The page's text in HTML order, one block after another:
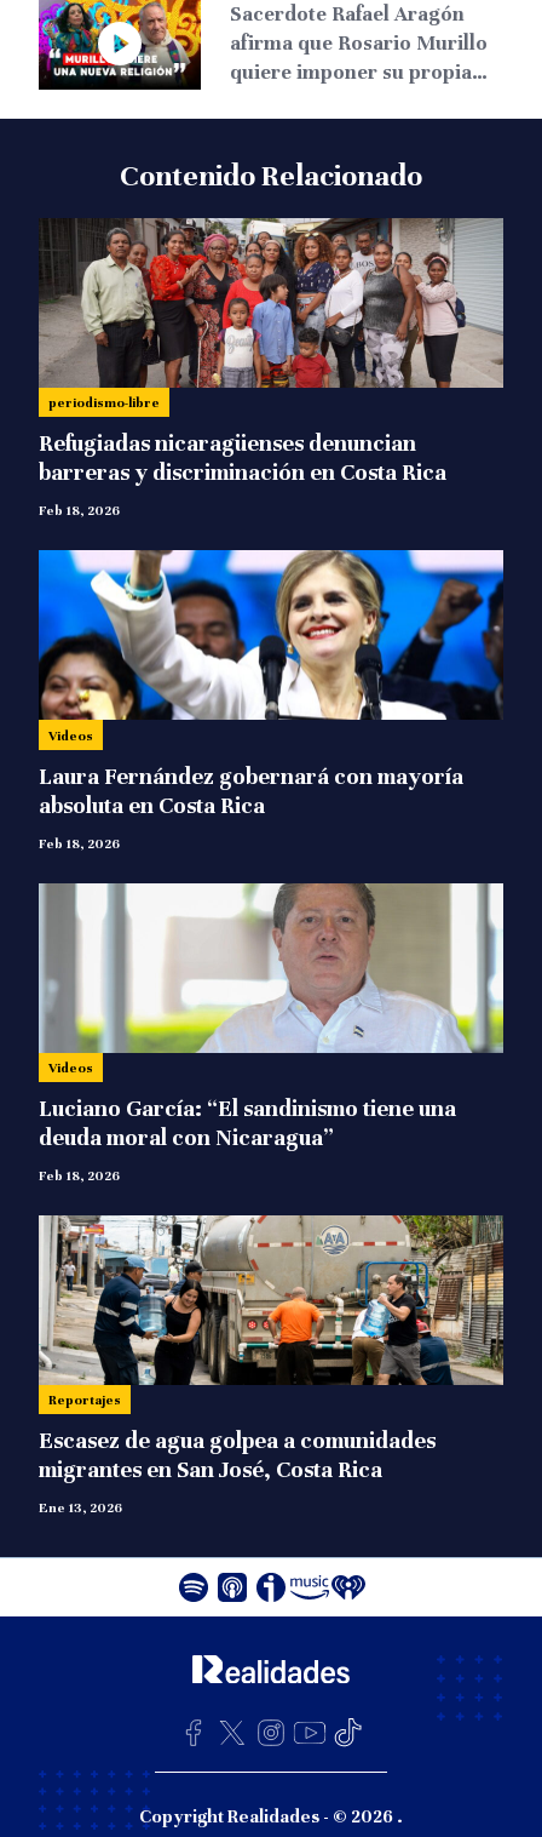
Sacerdote Rafael Aragón
afirma que Rosario Murillo
quiere imponer su propia
Contenido Relacionado
periodismo-libre
Refugiadas nicaragüenses denuncian
barreras y discriminación en Costa Rica
Feb 18, 2026
Videos
Laura Fernández gobernará con mayoría
absoluta en Costa Rica
Feb 18, 2026
Videos
Luciano García: “El sandinismo tiene una
deuda moral con Nicaragua”
Feb 18, 2026
Reportajes
Escasez de agua golpea a comunidades
migrantes en San José, Costa Rica
Ene 13, 2026
FacebookTwitterInstagramYoutube
Tiktok
Copyright Realidades - © 2026 .